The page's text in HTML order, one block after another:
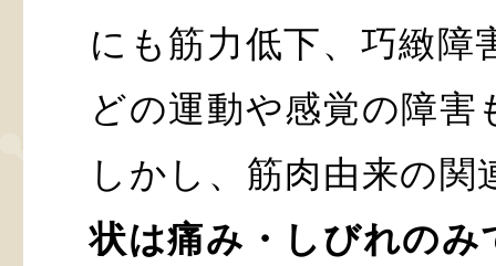
にも筋力低下、巧緻障
どの運動や感覚の障害
しかし、筋肉由来の関
状は痛み・しびれのみ